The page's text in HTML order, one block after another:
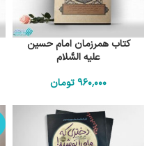
کتاب همرزمان امام حسین
علیه السَّلام
960٬000تومان